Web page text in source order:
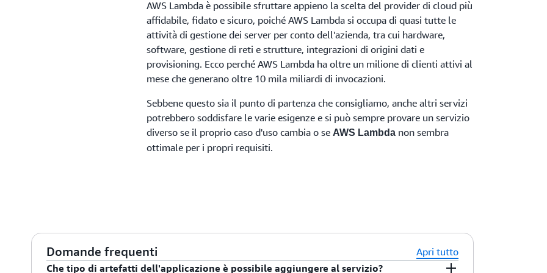
AWS Lambda è possibile sfruttare appieno la scelta del provider di cloud più
affidabile, fidato e sicuro, poiché AWS Lambda si occupa di quasi tutte le
attività di gestione dei server per conto dell'azienda, tra cui hardware,
software, gestione di reti e strutture, integrazioni di origini dati e
provisioning. Ecco perché AWS Lambda ha oltre un milione di clienti attivi al
mese che generano oltre 10 mila miliardi di invocazioni.
Sebbene questo sia il punto di partenza che consigliamo, anche altri servizi
potrebbero soddisfare le varie esigenze e si può sempre provare un servizio
diverso se il proprio caso d'uso cambia o se AWS Lambda non sembra
ottimale per i propri requisiti.
Domande frequenti
Apri tutto
Che tipo di artefatti dell'applicazione è possibile aggiungere al servizio?